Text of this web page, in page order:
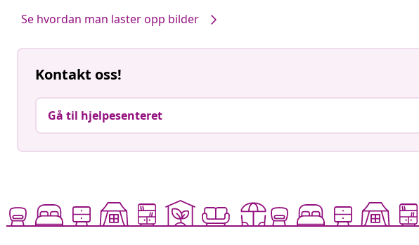
Se hvordan man laster opp bilder
Kontakt oss!
Gå til hjelpesenteret